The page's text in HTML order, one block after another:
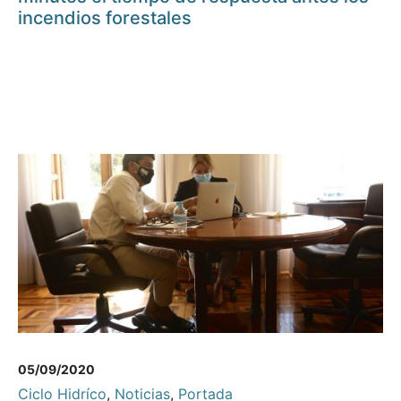
incendios forestales
05/09/2020
Ciclo Hidríco, Noticias, Portada